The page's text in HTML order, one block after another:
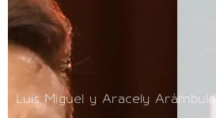
Luis Miguel y Aracely Arámbula